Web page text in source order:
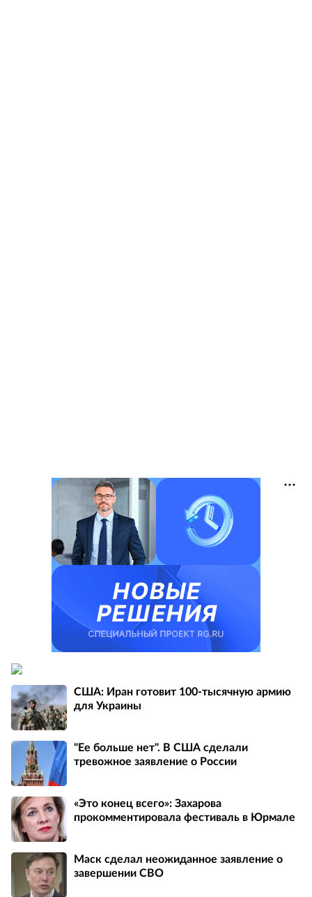
США: Иран готовит 100-тысячную армию
для Украины
"Ее больше нет". В США сделали
тревожное заявление о России
«Это конец всего»: Захарова
прокомментировала фестиваль в Юрмале
Маск сделал неожиданное заявление о
завершении СВО